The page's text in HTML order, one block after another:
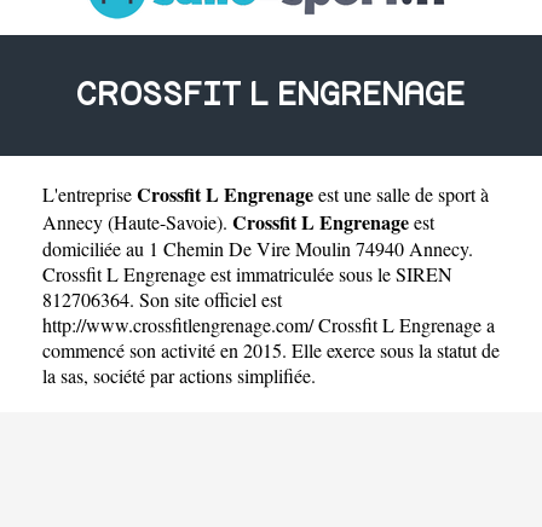
CROSSFIT L ENGRENAGE
L'entrepriseCrossfit L Engrenageest unesalle de sport à
Annecy(Haute-Savoie). Crossfit L Engrenageest
domiciliée au 1 Chemin De Vire Moulin 74940 Annecy.
Crossfit L Engrenage est immatriculée sous le SIREN
812706364. Son site officiel est
http://www.crossfitlengrenage.com/Crossfit L Engrenage a
commencé son activité en 2015. Elle exerce sous la statut de
la sas, société par actions simplifiée.